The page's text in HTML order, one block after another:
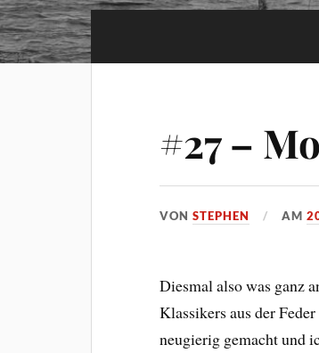
#27 –
VONSTEPHEN AM
Diesmal also was ganz
Klassikers aus der
neugierig gemacht und